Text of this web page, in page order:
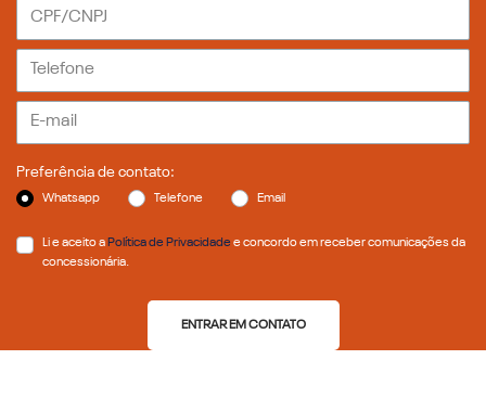
Preferência de contato:
Whatsapp Telefone Email
Li e aceito aPolítica de Privacidadee concordo em receber comunicações da
concessionária.
ENTRAR EM CONTATO